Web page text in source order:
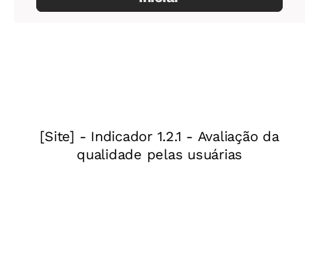
desenvolvido em parceria com uma
Participação comunitária: na EM Prof.
Daniel Alvarenga, em Belo Horizonte,